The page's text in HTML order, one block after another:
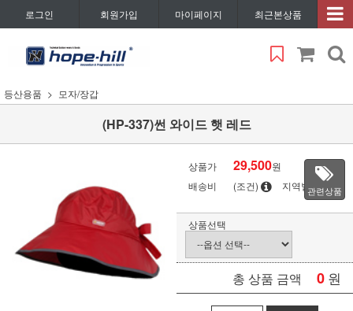
로그인 회원가입 마이페이지 최근본상품
등산용품 모자/장갑
(HP-337)썬 와이드 햇 레드
상품가 29,500원
배송비
(조건) 지역별관련상품
상품선택
총 상품 금액 0 원